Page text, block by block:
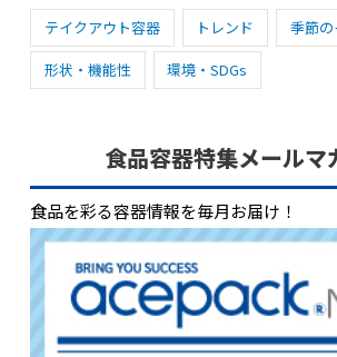
テイクアウト容器 トレンド
季節の
形状・機能性
環境・SDGs
食品容器特集メールマ
食品を彩る容器情報を毎月お届け！